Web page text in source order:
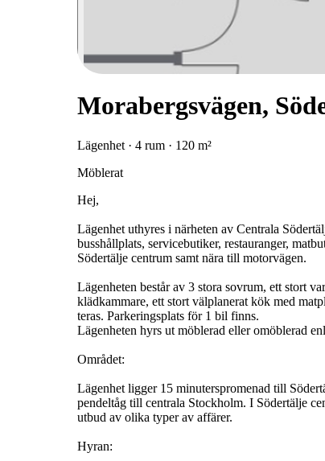
Morabergsvägen,
Lägenhet · 4 rum · 120 m²
Möblerat
Hej,
Lägenhet uthyres i närheten av Centrala
busshållplats, servicebutiker, restauranger,
Södertälje centrum samt nära till motorvägen.
Lägenheten består av 3 stora sovrum, ett stort
klädkammare, ett stort välplanerat kök med
teras. Parkeringsplats för 1 bil finns.
Lägenheten hyrs ut möblerad eller omöblerad
Området:
Lägenhet ligger 15 minuterspromenad till
pendeltåg till centrala Stockholm. I Södertälje
utbud av olika typer av affärer.
Hyran: